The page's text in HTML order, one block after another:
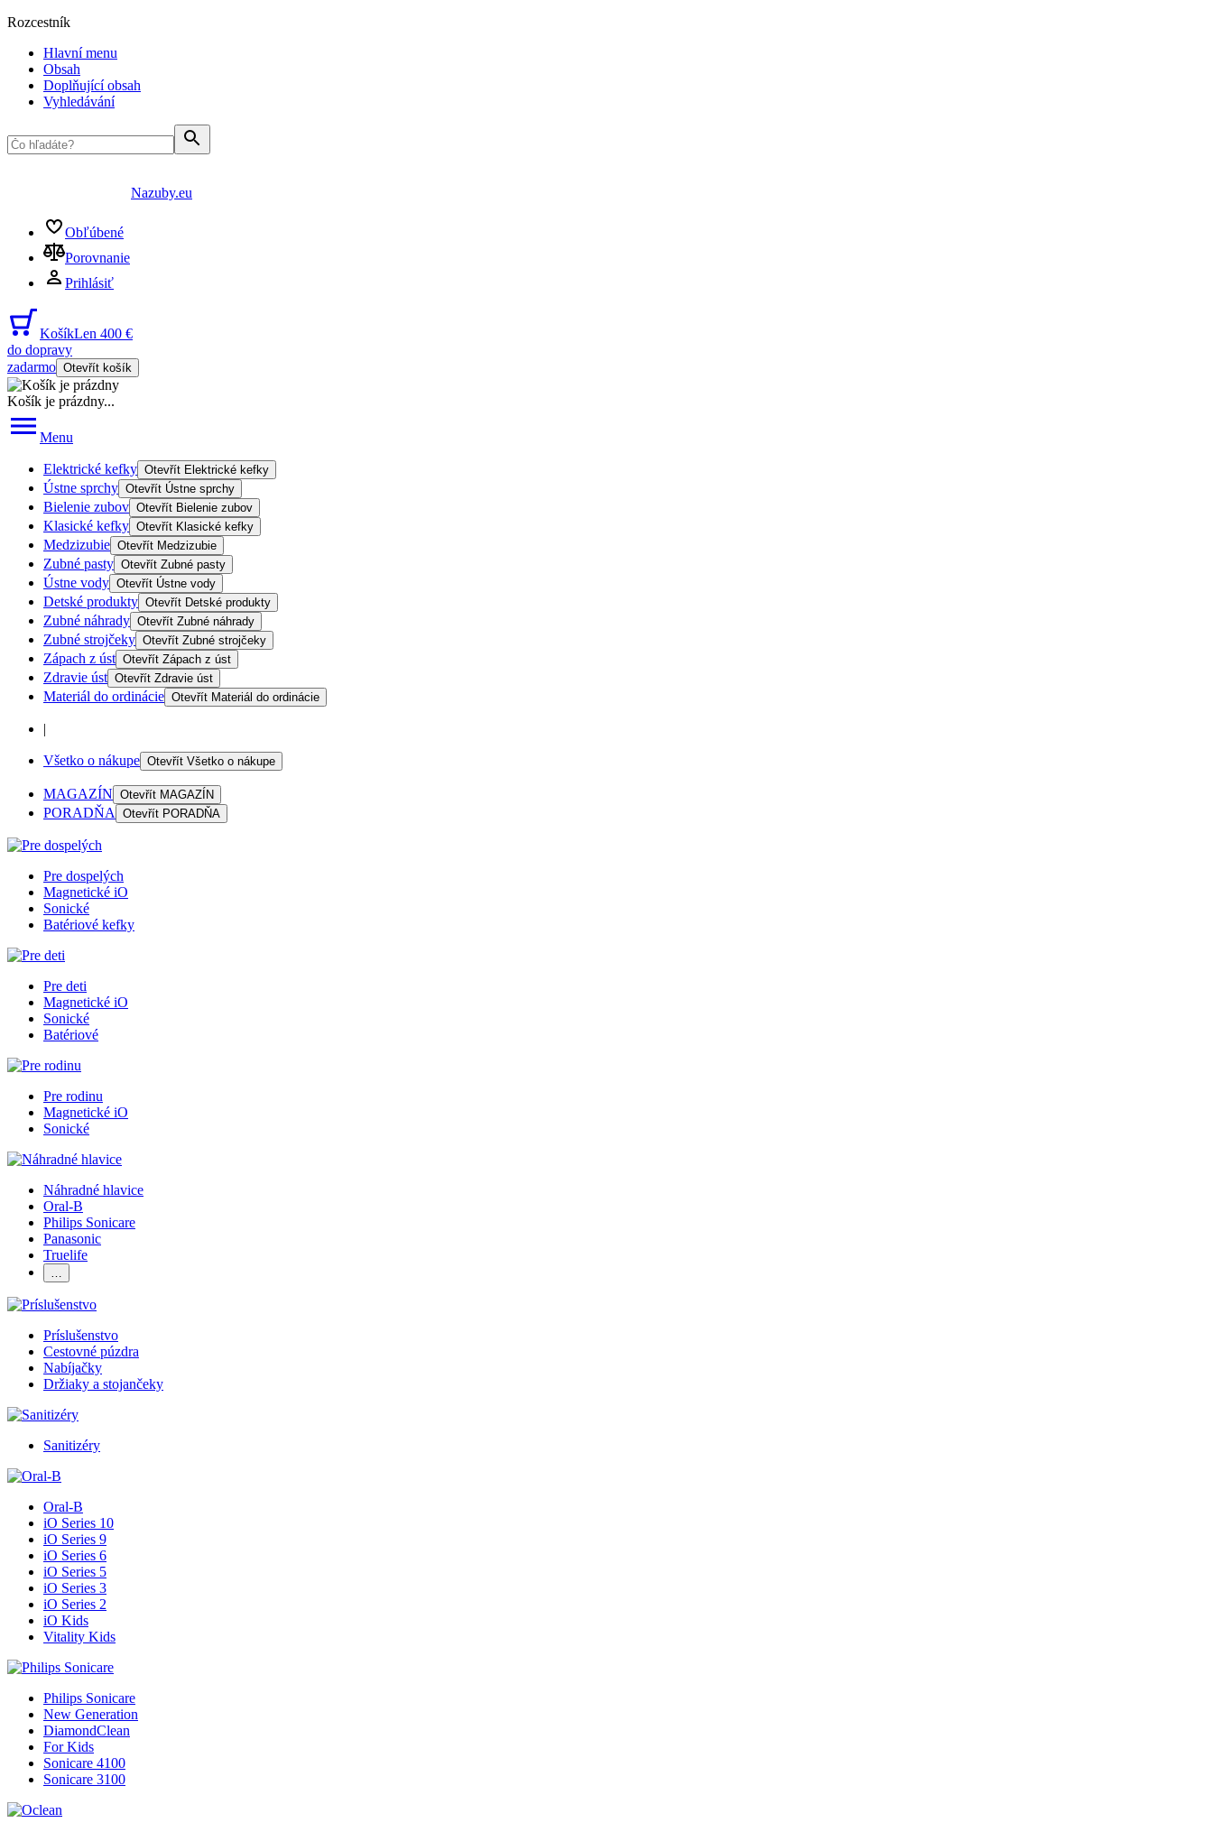
Rozcestník
Hlavní menu
Obsah
Doplňující obsah
Vyhledávání
Nazuby.eu
Obľúbené
Porovnanie
Prihlásiť
KošíkLen 400 €
do dopravy
zadarmo Otevřít košík
Košík je prázdny...
Menu
Elektrické kefky Otevřít Elektrické kefky
Ústne sprchy Otevřít Ústne sprchy
Bielenie zubov Otevřít Bielenie zubov
Klasické kefky Otevřít Klasické kefky
Medzizubie Otevřít Medzizubie
Zubné pasty Otevřít Zubné pasty
Ústne vody Otevřít Ústne vody
Detské produkty Otevřít Detské produkty
Zubné náhrady Otevřít Zubné náhrady
Zubné strojčeky Otevřít Zubné strojčeky
Zápach z úst Otevřít Zápach z úst
Zdravie úst Otevřít Zdravie úst
Materiál do ordinácie Otevřít Materiál do ordinácie
|
Všetko o nákupe Otevřít Všetko o nákupe
MAGAZÍN Otevřít MAGAZÍN
PORADŇA Otevřít PORADŇA
Pre dospelých
Magnetické iO
Sonické
Batériové kefky
Pre deti
Magnetické iO
Sonické
Batériové
Pre rodinu
Magnetické iO
Sonické
Náhradné hlavice
Oral-B
Philips Sonicare
Panasonic
Truelife
…
Príslušenstvo
Cestovné púzdra
Nabíjačky
Držiaky a stojančeky
Sanitizéry
Oral-B
iO Series 10
iO Series 9
iO Series 6
iO Series 5
iO Series 3
iO Series 2
iO Kids
Vitality Kids
Philips Sonicare
New Generation
DiamondClean
For Kids
Sonicare 4100
Sonicare 3100